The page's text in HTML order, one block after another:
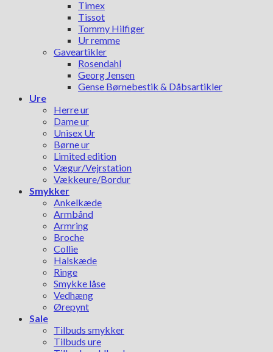
Timex
Tissot
Tommy Hilfiger
Ur remme
Gaveartikler
Rosendahl
Georg Jensen
Gense Børnebestik & Dåbsartikler
Ure
Herre ur
Dame ur
Unisex Ur
Børne ur
Limited edition
Vægur/Vejrstation
Vækkeure/Bordur
Smykker
Ankelkæde
Armbånd
Armring
Broche
Collie
Halskæde
Ringe
Smykke låse
Vedhæng
Ørepynt
Sale
Tilbuds smykker
Tilbuds ure